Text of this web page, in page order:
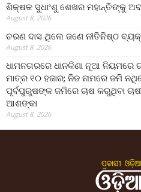
ଶିକ୍ଷକ ସୁଧାଂଶୁ ଶେଖର ମହାନ୍ତିଙ୍କୁ
August 8, 2026
ଚରଣ ଦାସ ଥିଲେ ଜଣେ ନୀତିନିଷ୍ଠ
August 8, 2026
ଧାମନଗରରେ ଧାନକିଣା ନୂଆ ନିୟମରେ
ମାତ୍ର ୧୦ ହଜାର; ନିଜ ନାମରେ ଜମି
ପୂର୍ବପୁରୁଷଙ୍କ ଜମିରେ ଚାଷ କରୁଥିବା
ଆଶଙ୍କା
August 8, 2026